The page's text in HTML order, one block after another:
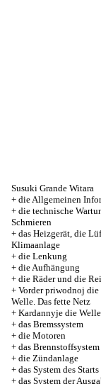
Susuki Grande Witara
+ die Allgemeinen
+ die technische
Schmieren
+ das Heizgerät, die
Klimaanlage
+ die Lenkung
+ die Aufhängung
+ die Räder und die
+ Vorder priwodnoj
Welle. Das fette Netz
+ Kardannyje die
+ das Bremssystem
+ die Motoren
+ das Brennstoffsystem
+ die Zündanlage
+ das System des Starts
+ das System der